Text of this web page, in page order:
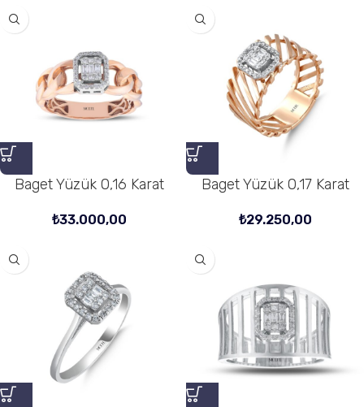
Baget Yüzük 0,16 Karat
₺33.000,00
Baget Yüzük 0,17 Karat
₺29.250,00